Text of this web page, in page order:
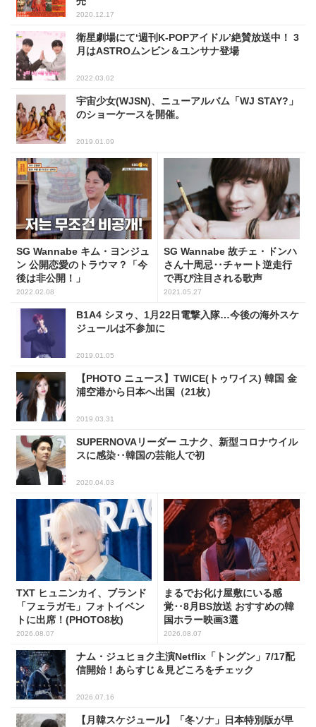
2020.12.17
衛星劇場にて‘週刊K-POPアイドル’絶賛放送中！ 3
月はASTROムンビン＆ユンサナ登場
2022.03.02
宇宙少女(WJSN)、ニューアルバム「WJ STAY?」
のショーケースを開催。
2019.01.09
SG Wannabe キム・ヨンジュ
ン 公開恋愛のトラウマ？「今
後は非公開！」
2022.02.08
SG Wannabe 故チェ・ドンハ
さん十周忌‥チャート逆走行
で再び注目される歌声
2021.05.27
B1A4 シヌゥ、1月22日電撃入隊…今後の海外スケ
ジュールは不参加に
2019.01.05
【PHOTO ニュース】TWICE(トゥワイス) 韓国 金
浦空港から日本へ出国（21枚）
2019.03.31
SUPERNOVAリーダー ユナク、新型コロナウイル
スに感染‥韓国の芸能人で初
2020.04.03
TXT ヒュニンカイ、ブランド
「フェラガモ」フォトイベン
トに出席！(PHOTO8枚)
2026.08.07
まるでお化け屋敷にいる感
覚‥8月BS放送 おすすめの韓
国ホラー映画3選
2026.08.07
ナム・ジュヒョク主演Netflix「トングン」7/17配
信開始！あらすじ＆見どころをチェック
2026.07.16
【月韓スケジュール】「冬ソナ」日本特別版が早